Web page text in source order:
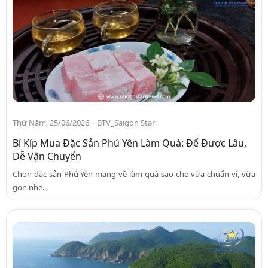
Thứ Năm, 25/06/2026 - BTV_Saigon Star
Bí Kíp Mua Đặc Sản Phú Yên Làm Quà: Để Được Lâu,
Dễ Vận Chuyển
Chọn đặc sản Phú Yên mang về làm quà sao cho vừa chuẩn vị, vừa
gọn nhẹ...